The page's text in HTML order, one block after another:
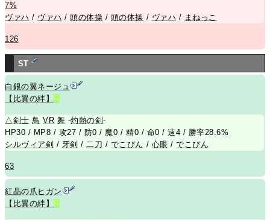
7%
ヴァハ / ヴァハ /頭の体操 / 頭の体操 / ヴァハ / まねっこ
126
ST
白銀の翼ネージュ
【比翼の絆】
R
△剣士 鳥 VR 舞 -灼熱の剣-
HP30 / MP8 / 攻27 / 防0 / 魔0 / 精0 / 命0 / 速4 / 勝率28.6%
シルヴィア剣 / 牙剣 /二刀 / でこぴん / 心眼 /でこぴん
63
紅晶の爪ヒガン
【比翼の絆】
R